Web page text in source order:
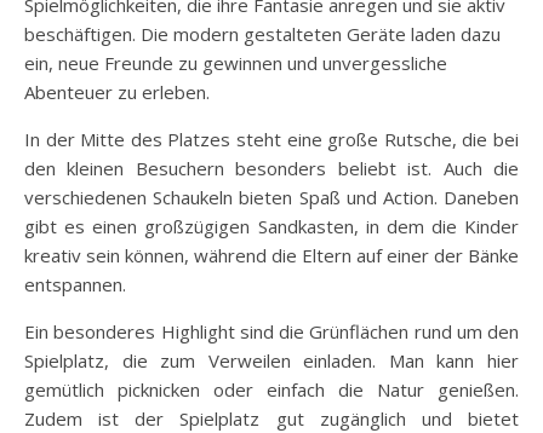
beschäftigen. Die modern gestalteten Geräte laden dazu
ein, neue Freunde zu gewinnen und unvergessliche
Abenteuer zu erleben.
In der Mitte des Platzes steht eine große Rutsche, die bei
den kleinen Besuchern besonders beliebt ist. Auch die
verschiedenen Schaukeln bieten Spaß und Action. Daneben
gibt es einen großzügigen Sandkasten, in dem die Kinder
kreativ sein können, während die Eltern auf einer der Bänke
entspannen.
Ein besonderes Highlight sind die Grünflächen rund um den
Spielplatz, die zum Verweilen einladen. Man kann hier
gemütlich picknicken oder einfach die Natur genießen.
Zudem ist der Spielplatz gut zugänglich und bietet